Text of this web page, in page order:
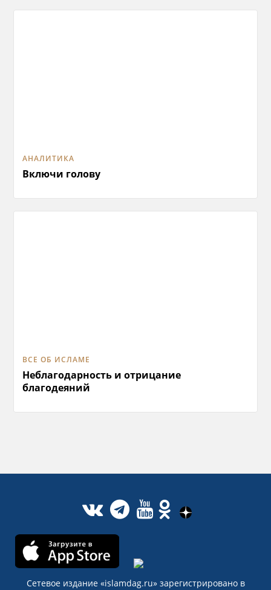
АНАЛИТИКА
Включи голову
ВСЕ ОБ ИСЛАМЕ
Неблагодарность и отрицание
благодеяний
Сетевое издание «islamdag.ru» зарегистрировано в